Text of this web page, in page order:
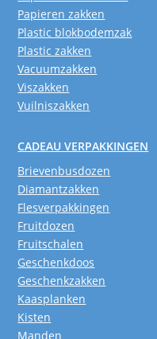
Papieren zakken
Plastic blokbodemzak
Plastic zakken
Vacuumzakken
Viszakken
Vuilniszakken
CADEAU VERPAKKINGEN
Brievenbusdozen
Diamantzakken
Flesverpakkingen
Fruitdozen
Fruitschalen
Geschenkdoos
Geschenkzakken
Kaasplanken
Kisten
Manden